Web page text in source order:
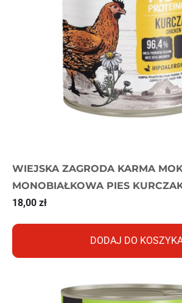
WIEJSKA ZAGRODA KARMA
MONOBIAŁKOWA PIES
18,00 zł
DODAJ DO